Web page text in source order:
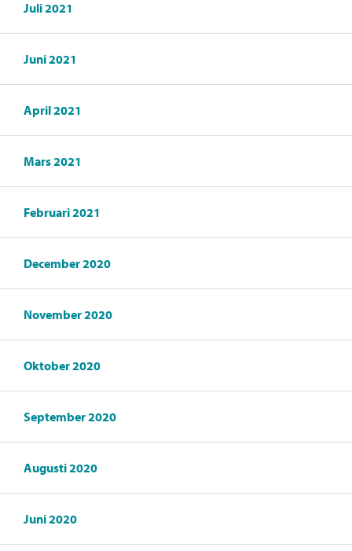
Juli 2021
Juni 2021
April 2021
Mars 2021
Februari 2021
December 2020
November 2020
Oktober 2020
September 2020
Augusti 2020
Juni 2020